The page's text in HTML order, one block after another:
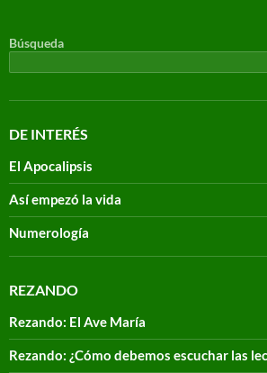
Búsqueda
DE INTERÉS
El Apocalipsis
Así empezó la vida
Numerología
REZANDO
Rezando: El Ave María
Rezando: ¿Cómo debemos escuchar las